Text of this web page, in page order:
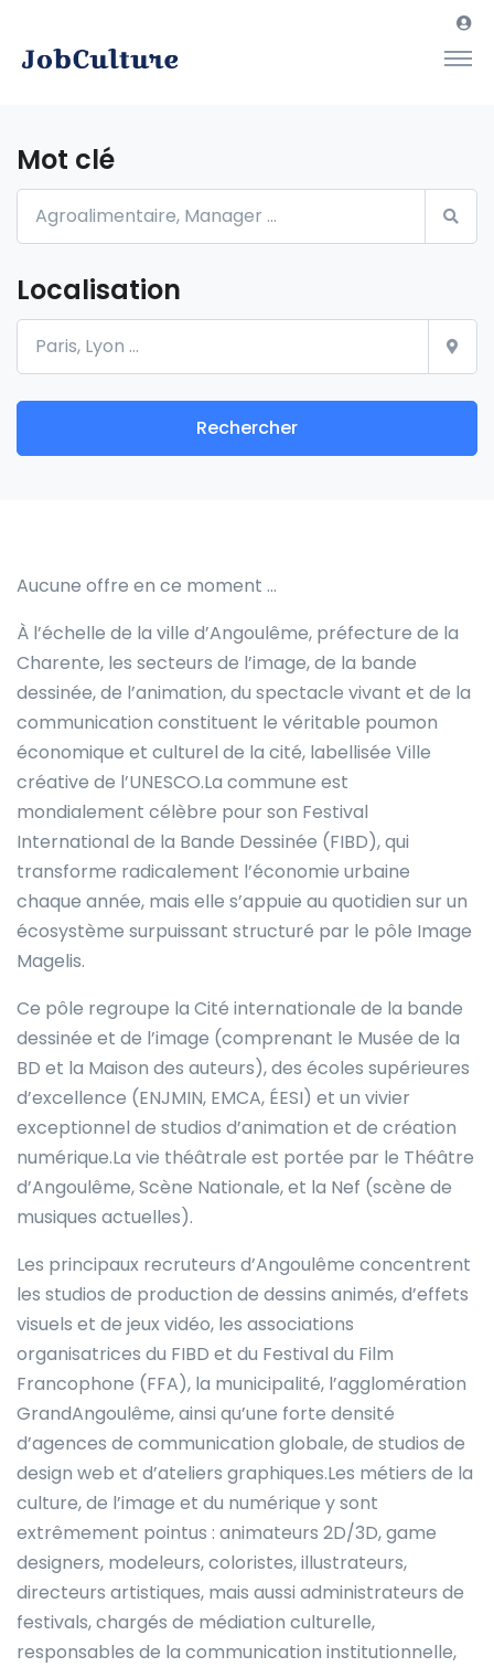
Mot clé
Localisation
Rechercher
Aucune offre en ce moment …
À l’échelle de la ville d’Angoulême, préfecture de la
Charente, les secteurs de l’image, de la bande
dessinée, de l’animation, du spectacle vivant et de la
communication constituent le véritable poumon
économique et culturel de la cité, labellisée Ville
créative de l’UNESCO.La commune est
mondialement célèbre pour son Festival
International de la Bande Dessinée (FIBD), qui
transforme radicalement l’économie urbaine
chaque année, mais elle s’appuie au quotidien sur un
écosystème surpuissant structuré par le pôle Image
Magelis.
Ce pôle regroupe la Cité internationale de la bande
dessinée et de l’image (comprenant le Musée de la
BD et la Maison des auteurs), des écoles supérieures
d’excellence (ENJMIN, EMCA, ÉESI) et un vivier
exceptionnel de studios d’animation et de création
numérique.La vie théâtrale est portée par le Théâtre
d’Angoulême, Scène Nationale, et la Nef (scène de
musiques actuelles).
Les principaux recruteurs d’Angoulême concentrent
les studios de production de dessins animés, d’effets
visuels et de jeux vidéo, les associations
organisatrices du FIBD et du Festival du Film
Francophone (FFA), la municipalité, l’agglomération
GrandAngoulême, ainsi qu’une forte densité
d’agences de communication globale, de studios de
design web et d’ateliers graphiques.Les métiers de la
culture, de l’image et du numérique y sont
extrêmement pointus : animateurs 2D/3D, game
designers, modeleurs, coloristes, illustrateurs,
directeurs artistiques, mais aussi administrateurs de
festivals, chargés de médiation culturelle,
responsables de la communication institutionnelle,